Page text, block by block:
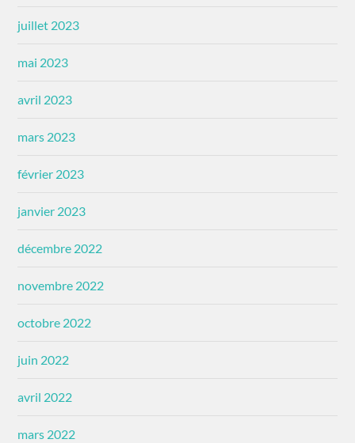
juillet 2023
mai 2023
avril 2023
mars 2023
février 2023
janvier 2023
décembre 2022
novembre 2022
octobre 2022
juin 2022
avril 2022
mars 2022